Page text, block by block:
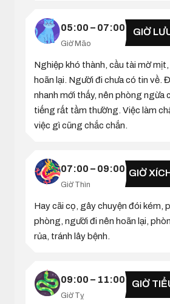
05:00 – 07:00
Giờ Mão
GIỜ
Nghiệp khó thành, cầu tài mờ mịt,
hoãn lại. Người đi chưa có tin về.
nhanh mới thấy, nên phòng ngừa
tiếng rất tầm thường. Việc làm
việc gì cũng chắc chắn.
07:00 – 09:00
Giờ Thìn
GIỜ
Hay cãi cọ, gây chuyện đói kém,
phòng, người đi nên hoãn lại,
rủa, tránh lây bệnh.
09:00 – 11:00
Giờ Tỵ
GIỜ